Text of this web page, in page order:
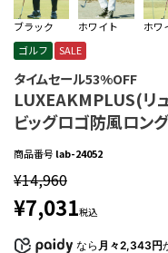
ブラック ホワイト
ホワ
ゴルフ
SALE
タイムセール53%OFF
LUXEAKMPLUS(リ
ビッグロゴ防風ロン
商品番号 lab-24052
¥14,960
¥7,031税込
なら 月々2,343円